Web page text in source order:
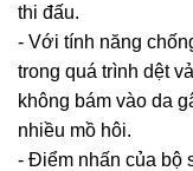
thi đấu.
- Với tính năng
trong quá trình dệt
không bám vào da
nhiều mồ hôi.
- Điểm nhấn của bộ